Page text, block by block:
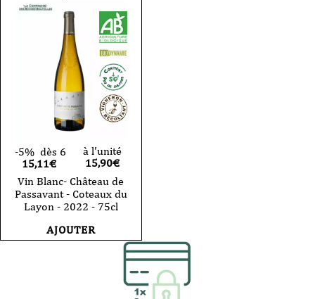
-5% dès 6
15,11€
à l'unité
15,90€
Vin Blanc- Château de
Passavant - Coteaux du
Layon - 2022 - 75cl
AJOUTER